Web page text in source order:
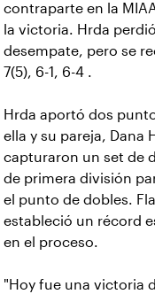
contraparte en la
la victoria. Hrda
desempate, pero se
7(5), 6-1, 6-4 .
Hrda aportó dos
ella y su pareja, Dana
capturaron un set de
de primera división
el punto de dobles.
estableció un récord
en el proceso.
"Hoy fue una victoria